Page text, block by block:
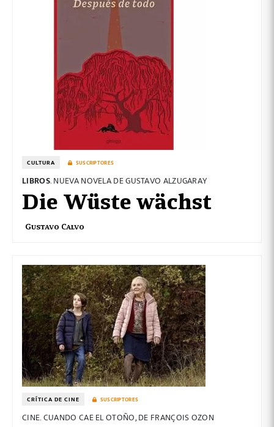
CULTURA SUSCRIPTORES
LIBROS. NUEVA NOVELA DE GUSTAVO ALZUGARAY
Die Wüste wächst
Gustavo Calvo
CRÍTICA DE CINE SUSCRIPTORES
CINE. CUANDO CAE EL OTOÑO, DE FRANÇOIS OZON